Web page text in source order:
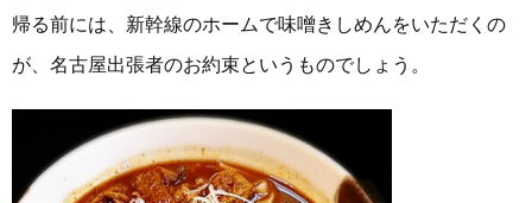
帰る前には、新幹線のホームで味噌きしめんをいただくの
が、名古屋出張者のお約束というものでしょう。